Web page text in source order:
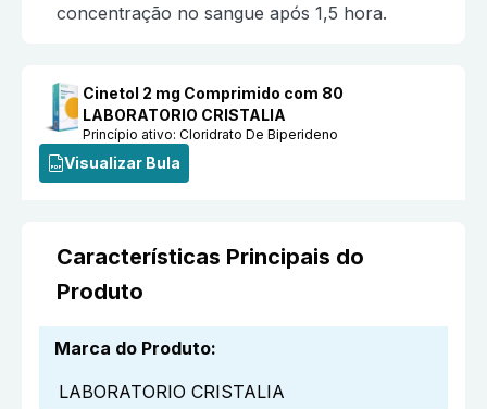
concentração no sangue após 1,5 hora.
Cinetol 2 mg Comprimido com 80
LABORATORIO CRISTALIA
Princípio ativo:Cloridrato De Biperideno
Visualizar Bula
Características Principais do
Produto
Marca do Produto:
LABORATORIO CRISTALIA